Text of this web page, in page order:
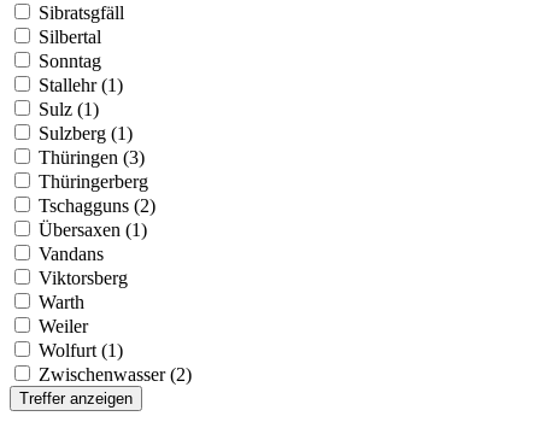
Sibratsgfäll
Silbertal
Sonntag
Stallehr (1)
Sulz (1)
Sulzberg (1)
Thüringen (3)
Thüringerberg
Tschagguns (2)
Übersaxen (1)
Vandans
Viktorsberg
Warth
Weiler
Wolfurt (1)
Zwischenwasser (2)
Treffer anzeigen